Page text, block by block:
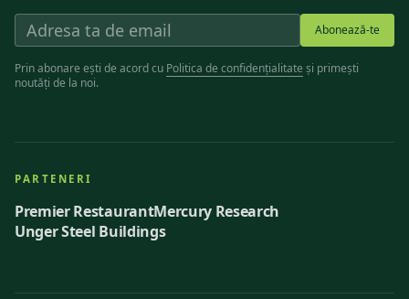
Abonează-te
Prin abonare ești de acord cu Politica de confidențialitate și primești
noutăți de la noi.
PARTENERI
Premier RestaurantMercury Research
Unger Steel Buildings